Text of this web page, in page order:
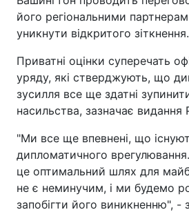
його регіональними
уникнути відкритого зіткнення.
Приватні оцінки суперечать
уряду, які стверджують, що
зусилля все ще здатні
насильства, зазначає видання
"Ми все ще впевнені, що
дипломатичного
це оптимальний шлях для
не є неминучим, і ми будемо
запобігти його виникненню", -